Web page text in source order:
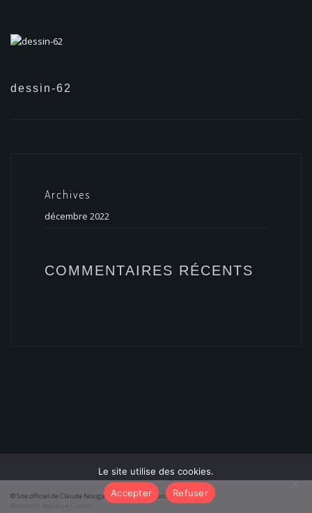
dessin-62
Archives
décembre 2022
COMMENTAIRES RÉCENTS
© Site officiel de Claude Nougaro 2026 – Tous droits réservés
–
Le site utilise des cookies.
Accepter
Refuser